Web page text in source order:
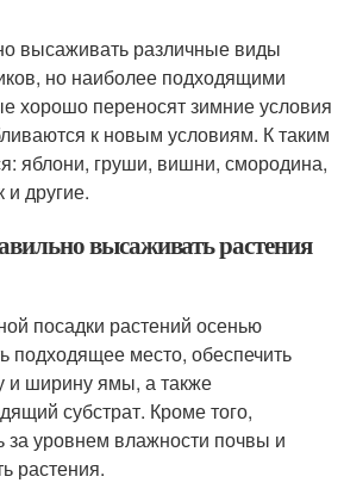
высаживать различные виды
но наиболее подходящими
хорошо переносят зимние условия
к новым условиям. К таким
яблони, груши, вишни, смородина,
другие.
высаживать растения
посадки растений осенью
подходящее место, обеспечить
и ширину ямы, а также
субстрат. Кроме того,
за уровнем влажности почвы и
растения.